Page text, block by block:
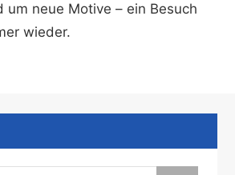
um neue Motive – ein Besuch
wieder.